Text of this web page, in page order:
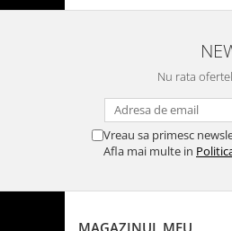
Nu rata
Vreau sa primesc
Afla mai multe in
MAGAZINUL MEU